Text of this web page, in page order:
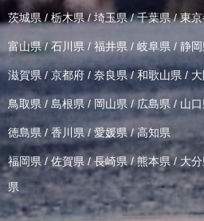
茨城県 / 栃木県 / 埼玉県/千葉県/東
富山県/石川県 / 福井県 / 岐阜県 / 静岡
滋賀県/ 京都府 / 奈良県/ 和歌山県 /
鳥取県 / 島根県/ 岡山県 / 広島県 / 山
徳島県 / 香川県 /愛媛県/高知県
福岡県 / 佐賀県/長崎県/ 熊本県/ 大
県